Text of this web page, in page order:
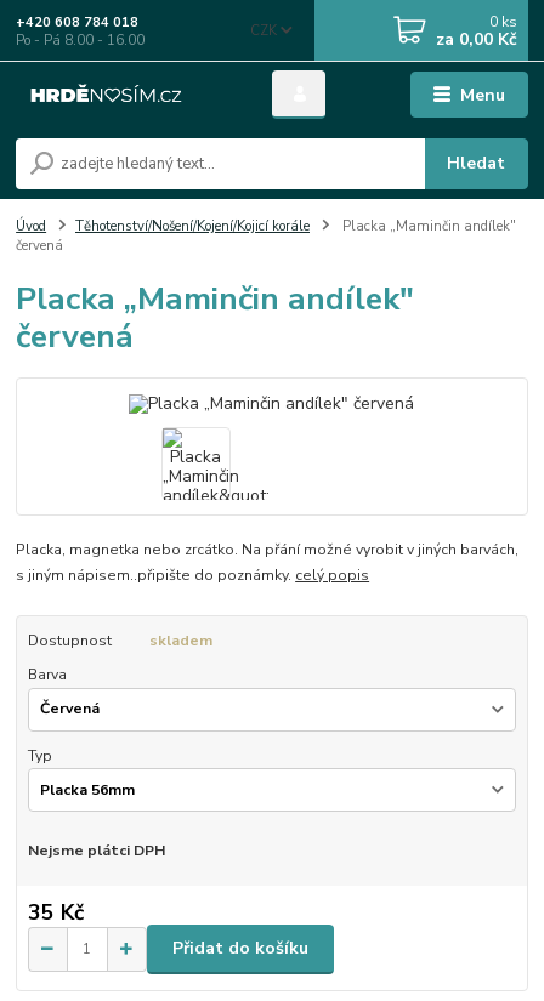
Menu
CZK
Hledat
+420 608 784 018
Po - Pá 8.00 - 16.00
0 ks
za 0,00 Kč
Úvod Těhotenství/Nošení/Kojení/Kojicí korále
Placka „Maminčin andílek"
červená
Placka „Maminčin andílek"
červená
Placka, magnetka nebo zrcátko. Na přání možné vyrobit v jiných barvách,
s jiným nápisem..připište do poznámky. celý popis
Dostupnost
skladem
Barva
Typ
Nejsme plátci DPH
35 Kč
Přidat do košíku